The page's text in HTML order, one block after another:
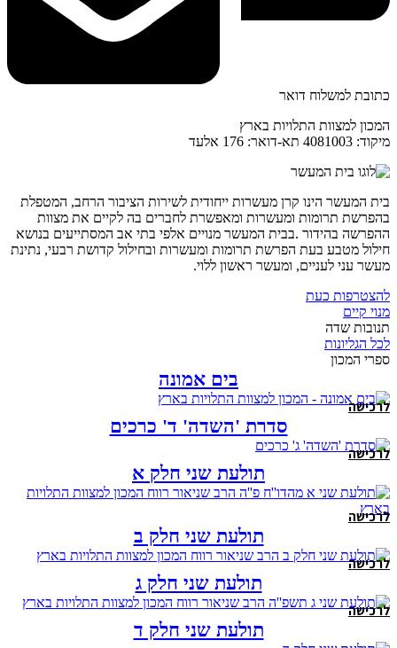
כתובת למשלוח דואר
המכון למצוות התלויות בארץ
מיקוד: 4081003 תא-דואר: 176 אלעד
בית המעשר הינו קרן מעשרות ייחודית לשירות הציבור הרחב, המטפלת
בהפרשת תרומות ומעשרות ומאפשרת לחברים בה לקיים את מצוות
ההפרשה בהידור .בבית המעשר מנויים אלפי בתי אב המסתייעים בנושא
חילול מטבע בעת הפרשת תרומות ומעשרות ובחילול קדושת רבעי, נתינת
מעשר עני לעניים, ומעשר ראשון ללוי.
להצטרפות כעת
מנוי קיים
תנובות שדה
לכל הגליונות
ספרי המכון
בים אמונה
לרכישה
סדרת 'השדה' ד' כרכים
לרכישה
תולעת שני חלק א
לרכישה
תולעת שני חלק ב
לרכישה
תולעת שני חלק ג
לרכישה
תולעת שני חלק ד